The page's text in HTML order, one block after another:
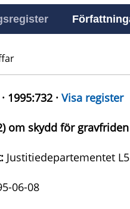
1995:732 · Visa register
om skydd för
Justitiedepartementet L5
06-08